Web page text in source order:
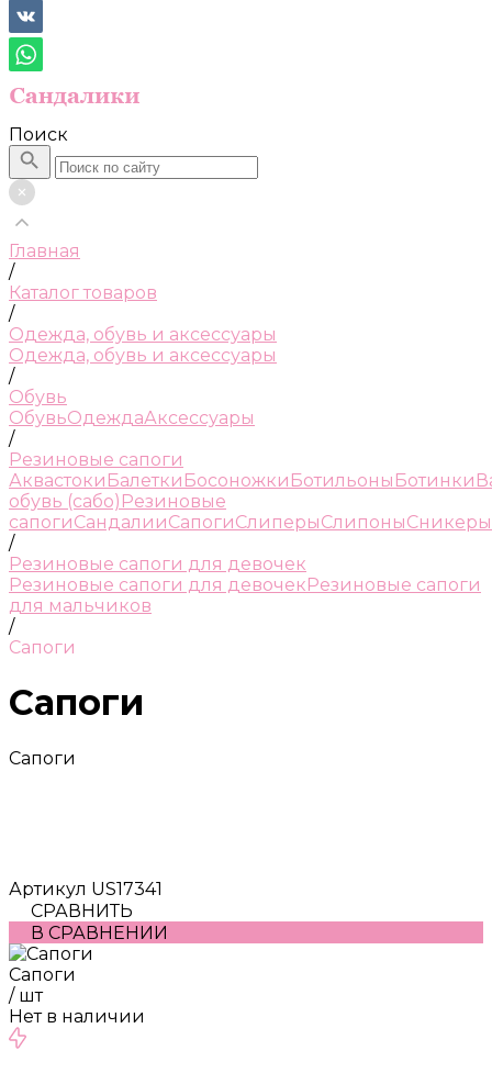
Поиск
Главная
/
Каталог товаров
/
Одежда, обувь и аксессуары
Одежда, обувь и аксессуары
/
Обувь
ОбувьОдеждаАксессуары
/
Резиновые сапоги
Аквастоки Балетки Босоножки Ботильоны Ботинки
обувь (сабо) Резиновые
сапогиСандалииСапогиСлиперыСлипоныСникеры
/
Резиновые сапоги для девочек
Резиновые сапоги для девочекРезиновые сапоги
для мальчиков
/
Сапоги
Сапоги
Сапоги
Артикул US17341
СРАВНИТЬ
В СРАВНЕНИИ
Сапоги
/ шт
Нет в наличии